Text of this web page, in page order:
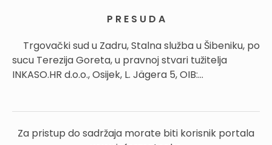
P R E S U D A
Trgovački sud u Zadru, Stalna služba u Šibeniku, po
sucu Terezija Goreta, u pravnoj stvari tužitelja
INKASO.HR d.o.o., Osijek, L. Jägera 5, OIB:...
Za pristup do sadržaja morate biti korisnik portala